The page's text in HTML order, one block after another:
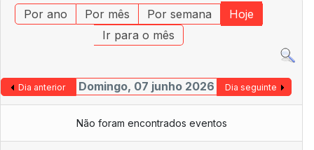
Por ano Por mês Por semana
Hoje
Ir para o mês
Dia anterior Domingo, 07 junho 2026 Dia seguinte
Não foram encontrados eventos